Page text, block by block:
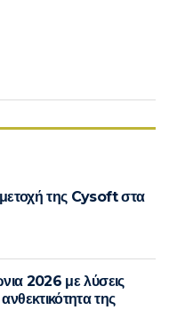
της Cysoft στα
2026 με λύσεις
της